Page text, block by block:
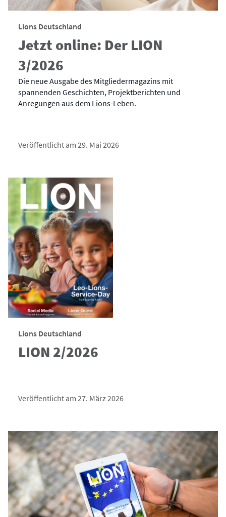
Lions Deutschland
Jetzt online: Der LION
3/2026
Die neue Ausgabe des Mitgliedermagazins mit
spannenden Geschichten, Projektberichten und
Anregungen aus dem Lions-Leben.
Veröffentlicht am 29. Mai 2026
Lions Deutschland
LION 2/2026
Veröffentlicht am 27. März 2026